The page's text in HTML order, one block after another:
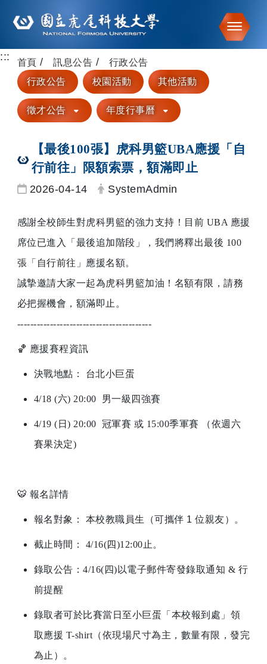
跳到主要內容
::: 首頁 訊息公告
行政公告
行政公告
校園活動 其他活動
徵才公告 年度行事曆
【最後100張】虎科男籃UBA應援「自
行前往」限額索票，額滿即止
日期：
2026-04-14 發布者：
SystemAdmin
感謝全校師生對虎科男籃的強力支持！目前 UBA 應援
席位已進入「最後追加階段」，我們將釋出最後 100
張「自行前往」應援名額。
誠摯邀請大家一起為虎科男籃加油！名額有限，請務
必把握機會，額滿即止。
-----------------------------------------
🏀 應援賽程資訊
​決戰地點： 台北小巨蛋
4/18 (六) 20:00 男一級四強賽
4/19 ( 日) 20:00 冠軍賽 或 15:00季軍賽 （依週六
賽果決定)
🐯 報名詳情
報名對象： 本校教職員生（可攜伴 1 位親友）。
截止時間： 4/16(四)12:00止。
錄取公告：4/16(四)以電子郵件寄發錄取通知 & 行
前提醒
錄取者可於比賽當日至小巨蛋「本校報到處」領
取應援 T-shirt（依現場尺寸為主，數量有限，發完
為止）。